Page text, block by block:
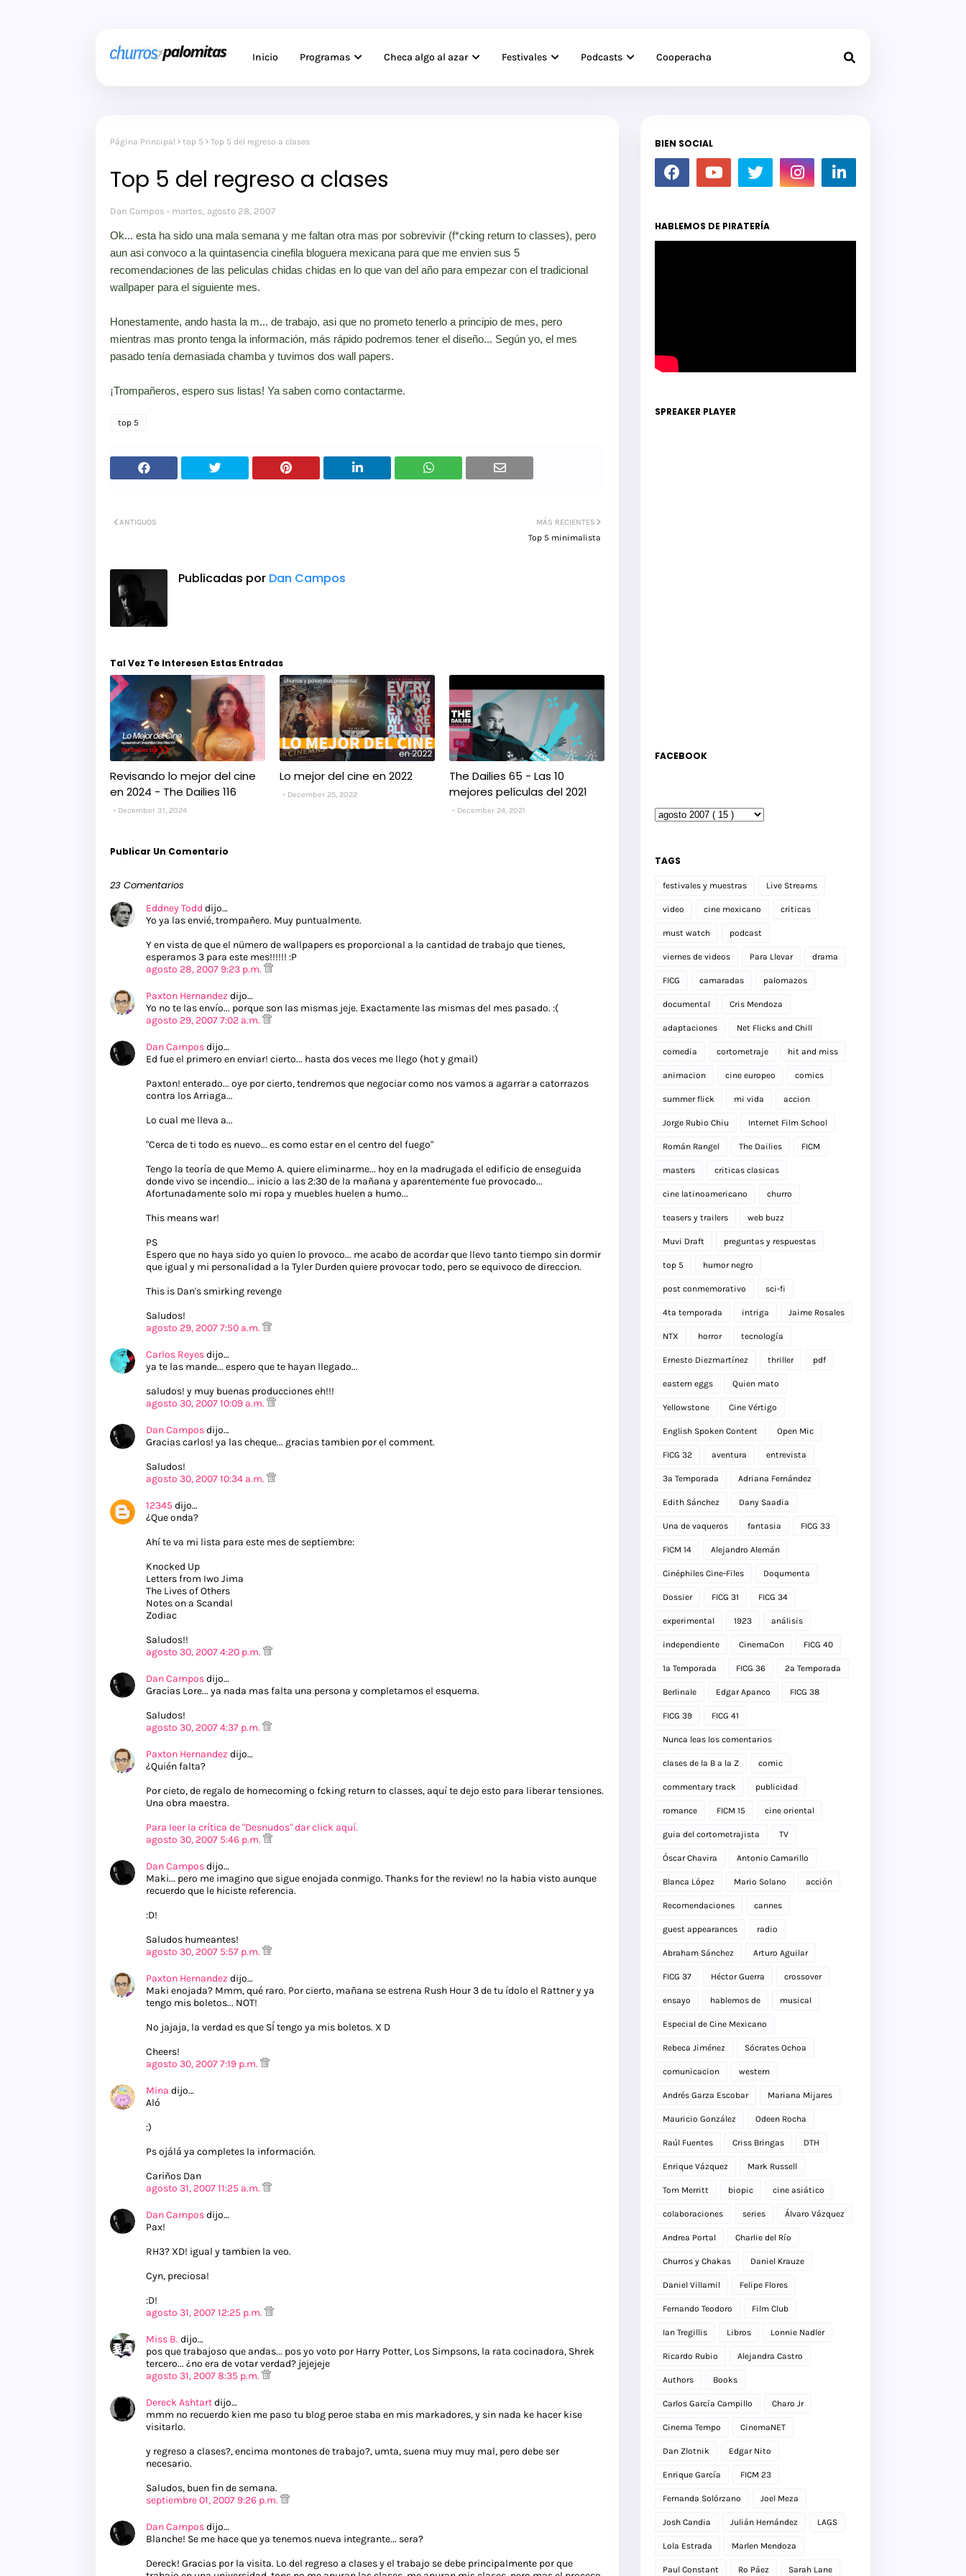
Inicio Programas Checa algo al azar Festivales Podcasts Cooperacha
Página Principal top 5 Top 5 del regreso a clases
Top 5 del regreso a clases
Dan Campos martes, agosto 28, 2007
Ok... esta ha sido una mala semana y me faltan otra mas por sobrevivir (f*cking return to classes), pero
aun asi convoco a la quintasencia cinefila bloguera mexicana para que me envien sus 5
recomendaciones de las peliculas chidas chidas en lo que van del año para empezar con el tradicional
wallpaper para el siguiente mes.
Honestamente, ando hasta la m... de trabajo, asi que no prometo tenerlo a principio de mes, pero
mientras mas pronto tenga la información, más rápido podremos tener el diseño... Según yo, el mes
pasado tenía demasiada chamba y tuvimos dos wall papers.
¡Trompañeros, espero sus listas! Ya saben como contactarme.
top 5
MÁS RECIENTES
Top 5 minimalista
ANTIGUOS
Publicadas por Dan Campos
Tal Vez Te Interesen Estas Entradas
Revisando lo mejor del cine
en 2024 - The Dailies 116
December 31, 2024
Lo mejor del cine en 2022
December 25, 2022
The Dailies 65 - Las 10
mejores películas del 2021
December 24, 2021
Publicar Un Comentario
23 Comentarios
Eddney Todd dijo…
Yo ya las envié, trompañero. Muy puntualmente.
Y en vista de que el nümero de wallpapers es proporcional a la cantidad de trabajo que tienes,
esperamos 3 para este mes!!!!!! :P
agosto 28, 2007 9:23 p.m.
Paxton Hernandez dijo…
Yo no te las envío... porque son las mismas jeje. Exactamente las mismas del mes pasado. :(
agosto 29, 2007 7:02 a.m.
Dan Camposdijo…
Ed fue el primero en enviar! cierto... hasta dos veces me llego (hot y gmail)
Paxton! enterado... oye por cierto, tendremos que negociar como nos vamos a agarrar a catorrazos
contra los Arriaga...
Lo cual me lleva a...
"Cerca de ti todo es nuevo... es como estar en el centro del fuego"
Tengo la teoría de que Memo A. quiere eliminarme... hoy en la madrugada el edificio de enseguida
donde vivo se incendio... inicio a las 2:30 de la mañana y aparentemente fue provocado...
Afortunadamente solo mi ropa y muebles huelen a humo...
This means war!
PS
Espero que no haya sido yo quien lo provoco... me acabo de acordar que llevo tanto tiempo sin dormir
que igual y mi personalidad a la Tyler Durden quiere provocar todo, pero se equivoco de direccion.
This is Dan's smirking revenge
Saludos!
agosto 29, 2007 7:50 a.m.
Carlos Reyesdijo…
ya te las mande... espero que te hayan llegado...
saludos! y muy buenas producciones eh!!!
agosto 30, 2007 10:09 a.m.
Dan Camposdijo…
Gracias carlos! ya las cheque... gracias tambien por el comment.
Saludos!
agosto 30, 2007 10:34 a.m.
12345 dijo…
¿Que onda?
Ahí te va mi lista para este mes de septiembre:
Knocked Up
Letters from Iwo Jima
The Lives of Others
Notes on a Scandal
Zodiac
Saludos!!
agosto 30, 2007 4:20 p.m.
Dan Camposdijo…
Gracias Lore... ya nada mas falta una persona y completamos el esquema.
Saludos!
agosto 30, 2007 4:37 p.m.
Paxton Hernandez dijo…
¿Quién falta?
Por cieto, de regalo de homecoming o fcking return to classes, aquí te dejo esto para liberar tensiones.
Una obra maestra.
Para leer la crítica de "Desnudos" dar click aquí.
agosto 30, 2007 5:46 p.m.
Dan Camposdijo…
Maki... pero me imagino que sigue enojada conmigo. Thanks for the review! no la habia visto aunque
recuerdo que le hiciste referencia.
:D!
Saludos humeantes!
agosto 30, 2007 5:57 p.m.
Paxton Hernandez dijo…
Maki enojada? Mmm, qué raro. Por cierto, mañana se estrena Rush Hour 3 de tu ídolo el Rattner y ya
tengo mis boletos... NOT!
No jajaja, la verdad es que SÍ tengo ya mis boletos. X D
Cheers!
agosto 30, 2007 7:19 p.m.
Mina dijo…
Aló
:)
Ps ojálá ya completes la información.
Cariños Dan
agosto 31, 2007 11:25 a.m.
Dan Camposdijo…
Pax!
RH3? XD! igual y tambien la veo.
Cyn, preciosa!
:D!
agosto 31, 2007 12:25 p.m.
Miss B. dijo…
pos que trabajoso que andas... pos yo voto por Harry Potter, Los Simpsons, la rata cocinadora, Shrek
tercero... ¿no era de votar verdad? jejejeje
agosto 31, 2007 8:35 p.m.
Dereck Ashtartdijo…
mmm no recuerdo kien me paso tu blog peroe staba en mis markadores, y sin nada ke hacer kise
visitarlo.
y regreso a clases?, encima montones de trabajo?, umta, suena muy muy mal, pero debe ser
necesario.
Saludos, buen fin de semana.
septiembre 01, 2007 9:26 p.m.
Dan Camposdijo…
Blanche! Se me hace que ya tenemos nueva integrante... sera?
Dereck! Gracias por la visita. Lo del regreso a clases y el trabajo se debe principalmente por que
BIEN SOCIAL
HABLEMOS DE PIRATERÍA
SPREAKER PLAYER
FACEBOOK
TAGS
festivales y muestras Live Streams
video cine mexicano criticas
must watch podcast
viernes de videos Para Llevar drama
FICG camaradas palomazos
documental Cris Mendoza
adaptaciones Net Flicks and Chill
comedia cortometraje hit and miss
animacion cine europeo comics
summer flick mi vida accion
Jorge Rubio Chiu Internet Film School
Román Rangel The Dailies FICM
masters criticas clasicas
cine latinoamericano churro
teasers y trailers web buzz
Muvi Draft preguntas y respuestas
top 5 humor negro
post conmemorativo sci-fi
4ta temporada intriga Jaime Rosales
NTX horror tecnología
Ernesto Diezmartínez thriller pdf
eastern eggs Quien mato
Yellowstone Cine Vértigo
English Spoken Content Open Mic
FICG 32 aventura entrevista
3a Temporada Adriana Fernández
Edith Sánchez Dany Saadia
Una de vaqueros fantasia FICG 33
FICM 14 Alejandro Alemán
Cinéphiles Cine-Files Doqumenta
Dossier FICG 31 FICG 34
experimental 1923 análisis
independiente CinemaCon FICG 40
1a Temporada FICG 36 2a Temporada
Berlinale Edgar Apanco FICG 38
FICG 39 FICG 41
Nunca leas los comentarios
clases de la B a la Z comic
commentary track publicidad
romance FICM 15 cine oriental
guia del cortometrajista TV
Óscar Chavira Antonio Camarillo
Blanca López Mario Solano acción
Recomendaciones cannes
guest appearances radio
Abraham Sánchez Arturo Aguilar
FICG 37 Héctor Guerra crossover
ensayo hablemos de musical
Especial de Cine Mexicano
Rebeca Jiménez Sócrates Ochoa
comunicacion western
Andrés Garza Escobar Mariana Mijares
Mauricio González Odeen Rocha
Raúl Fuentes Criss Bringas DTH
Enrique Vázquez Mark Russell
Tom Merritt biopic cine asiático
colaboraciones series Álvaro Vázquez
Andrea Portal Charlie del Río
Churros y Chakas Daniel Krauze
Daniel Villamil Felipe Flores
Fernando Teodoro Film Club
Ian Tregillis Libros Lonnie Nadler
Ricardo Rubio Alejandra Castro
Authors Books
Carlos García Campillo Charo Jr
Cinema Tempo CinemaNET
Dan Zlotnik Edgar Nito
Enrique García FICM 23
Fernanda Solórzano Joel Meza
Josh Candia Julián Hernández LAGS
Lola Estrada Marlen Mendoza
Paul Constant Ro Páez Sarah Lane